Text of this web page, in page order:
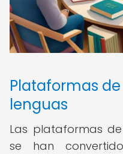
Plataformas
lenguas
Las plataformas
se han